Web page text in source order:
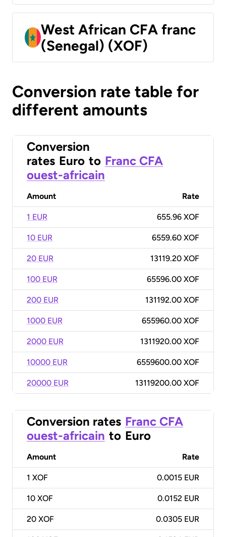
West African CFA franc
(Senegal) (XOF)
Conversion rate table for
different amounts
Conversion
rates Euro to Franc CFA
ouest-africain
Amount Rate
1 EUR 655.96 XOF
10 EUR 6559.60 XOF
20 EUR 13119.20 XOF
100 EUR 65596.00 XOF
200 EUR 131192.00 XOF
1000 EUR 655960.00 XOF
2000 EUR 1311920.00 XOF
10000 EUR 6559600.00 XOF
20000 EUR 13119200.00 XOF
Conversion rates Franc CFA
ouest-africain to Euro
Amount Rate
1 XOF 0.0015 EUR
10 XOF 0.0152 EUR
20 XOF 0.0305 EUR